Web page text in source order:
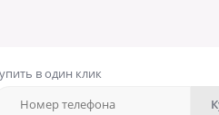
в один клик